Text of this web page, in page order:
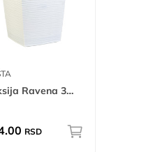
Saksija Ravena 30 x 30
RSD